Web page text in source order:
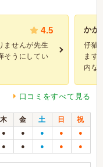
4.5
ませんが先生
そうにしてい
かか
仔猫
ます
内な
口コミをすべて見る
木 金 土 日
祝
● ● ● ● ●
● ● ● ● ●